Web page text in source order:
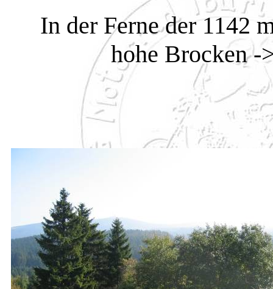
In der Ferne der 1142
hohe Brocken -